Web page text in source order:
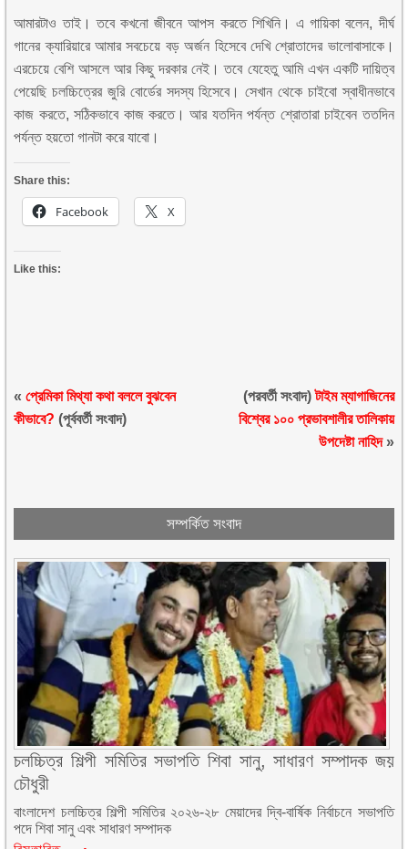
আমারটাও তাই। তবে কখনো জীবনে আপস করতে শিখিনি। এ গায়িকা বলেন, দীর্ঘ
গানের ক্যারিয়ারে আমার সবচেয়ে বড় অর্জন হিসেবে দেখি শ্রোতাদের ভালোবাসাকে।
এরচেয়ে বেশি আসলে আর কিছু দরকার নেই। তবে যেহেতু আমি এখন একটি দায়িত্ব
পেয়েছি চলচ্চিত্রের জুরি বোর্ডের সদস্য হিসেবে। সেখান থেকে চাইবো স্বাধীনভাবে
কাজ করতে, সঠিকভাবে কাজ করতে। আর যতদিন পর্যন্ত শ্রোতারা চাইবেন ততদিন
পর্যন্ত হয়তো গানটা করে যাবো।
Share this:
Facebook X
Like this:
«প্রেমিকা মিথ্যা কথা বললে বুঝবেন
কীভাবে? (পূর্ববর্তী সংবাদ)
(পরবর্তী সংবাদ)টাইম ম্যাগাজিনের
বিশ্বের ১০০ প্রভাবশালীর তালিকায়
উপদেষ্টা নাহিদ»
সম্পর্কিত সংবাদ
চলচ্চিত্র শিল্পী সমিতির সভাপতি শিবা সানু, সাধারণ সম্পাদক জয়
চৌধুরী
বাংলাদেশ চলচ্চিত্র শিল্পী সমিতির ২০২৬-২৮ মেয়াদের দ্বি-বার্ষিক নির্বাচনে সভাপতি
পদে শিবা সানু এবং সাধারণ সম্পাদক